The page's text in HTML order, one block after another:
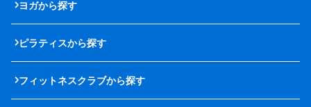
ヨガから探す
ピラティスから探す
フィットネスクラブから探す